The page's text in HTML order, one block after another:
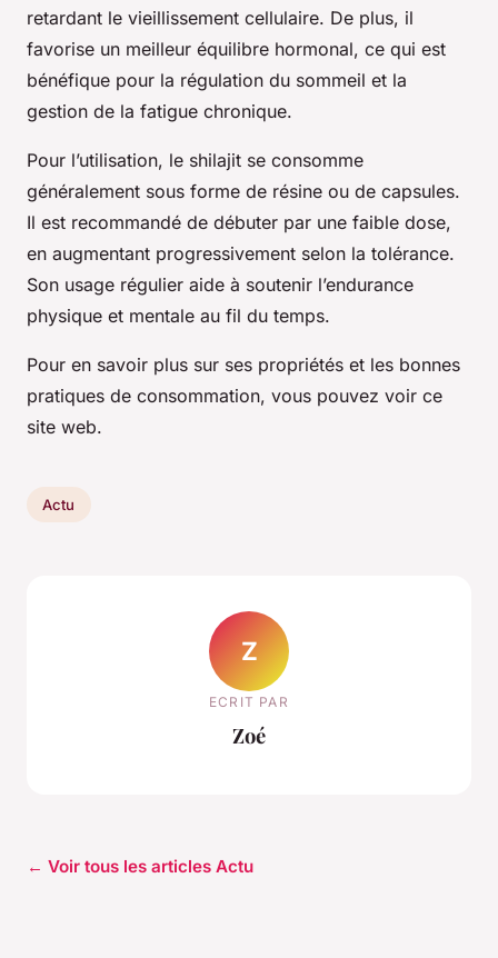
retardant le vieillissement cellulaire. De plus, il
favorise un meilleur équilibre hormonal, ce qui est
bénéfique pour la régulation du sommeil et la
gestion de la fatigue chronique.
Pour l’utilisation, le shilajit se consomme
généralement sous forme de résine ou de capsules.
Il est recommandé de débuter par une faible dose,
en augmentant progressivement selon la tolérance.
Son usage régulier aide à soutenir l’endurance
physique et mentale au fil du temps.
Pour en savoir plus sur ses propriétés et les bonnes
pratiques de consommation, vous pouvez voir ce
site web.
Actu
Z
ECRIT PAR
Zoé
← Voir tous les articles Actu